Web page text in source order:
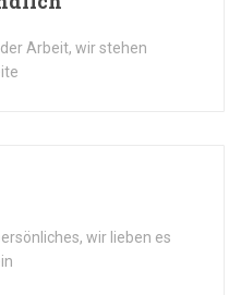
Arbeit, wir stehen
wir lieben es